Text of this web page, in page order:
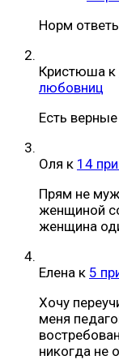
Норм
Кристюша к
любовниц
Есть
Оля к 14
Прям не
женщиной
женщина
Елена к 5
Хочу
меня
никогда не